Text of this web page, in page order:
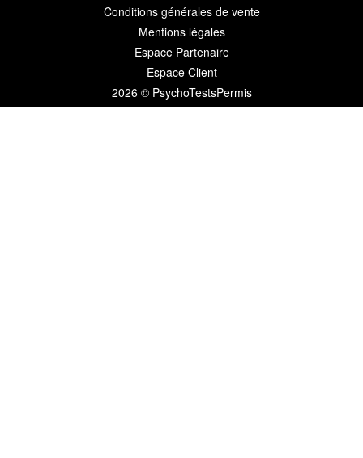
Conditions générales de vente
Mentions légales
Espace Partenaire
Espace Client
2026 © PsychoTestsPermis